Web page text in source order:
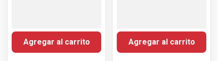
Agregar al carrito Agregar al carrito